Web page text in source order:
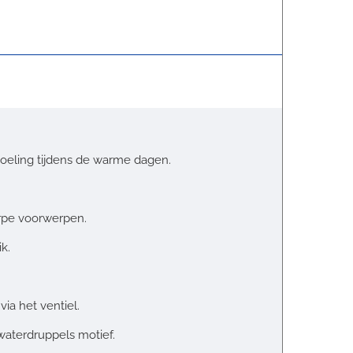
tijdens de warme dagen.
voorwerpen.
het ventiel.
motief.